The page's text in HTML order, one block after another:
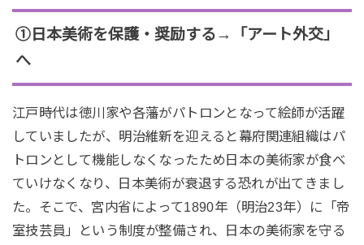
①日本美術を保護・奨励する→「アート外交」
へ
江戸時代は徳川家や各藩がパトロンとなって絵師が活躍
していましたが、明治維新を迎えると幕府関連組織はパ
トロンとして機能しなくなったため日本の美術家が食べ
ていけなくなり、日本美術が衰退する恐れが出てきまし
た。そこで、宮内省によって1890年（明治23年）に「帝
室技芸員」という制度が整備され、日本の美術家を守る